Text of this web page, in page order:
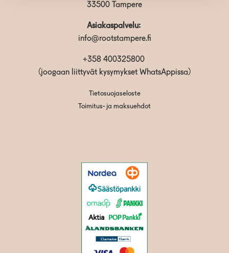
33500 Tampere
Asiakaspalvelu:
info@rootstampere.fi
+358 400325800
(joogaan liittyvät kysymykset WhatsAppissa)
Tietosuojaseloste
Toimitus- ja maksuehdot